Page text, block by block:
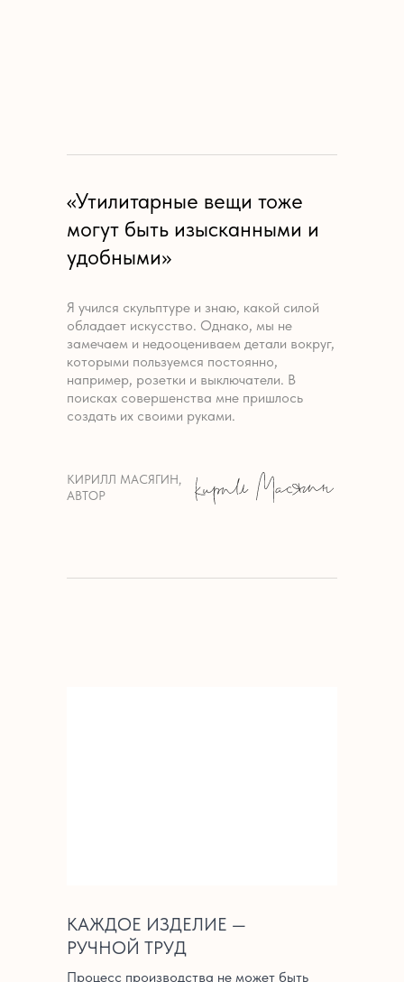
«Утилитарные вещи тоже
могут быть изысканными и
удобными»
Я учился скульптуре и знаю, какой силой
обладает искусство. Однако, мы не
замечаем и недооцениваем детали вокруг,
которыми пользуемся постоянно,
например, розетки и выключатели. В
поисках совершенства мне пришлось
создать их своими руками.
КИРИЛЛ МАСЯГИН,
АВТОР
Процесс производства не может быть
КАЖДОЕ ИЗДЕЛИЕ —
РУЧНОЙ ТРУД